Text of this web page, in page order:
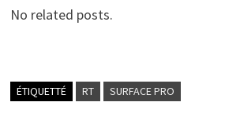
No related posts.
ÉTIQUETTÉ RT SURFACE PRO